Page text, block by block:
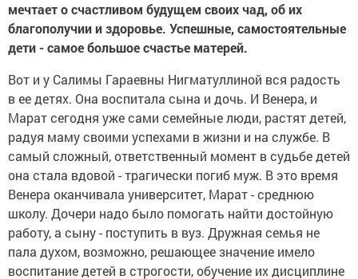
мечтает о счастливом будущем своих чад, об их
благополучии и здоровье. Успешные, самостоятельные
дети - самое большое счастье матерей.
Вот и у Салимы Гараевны Нигматуллиной вся радость
в ее детях. Она воспитала сына и дочь. И Венера, и
Марат сегодня уже сами семейные люди, растят детей,
радуя маму своими успехами в жизни и на службе. В
самый сложный, ответственный момент в судьбе детей
она стала вдовой - трагически погиб муж. В это время
Венера оканчивала университет, Марат - среднюю
школу. Дочери надо было помогать найти достойную
работу, а сыну - поступить в вуз. Дружная семья не
пала духом, возможно, решающее значение имело
воспитание детей в строгости, обучение их дисциплине